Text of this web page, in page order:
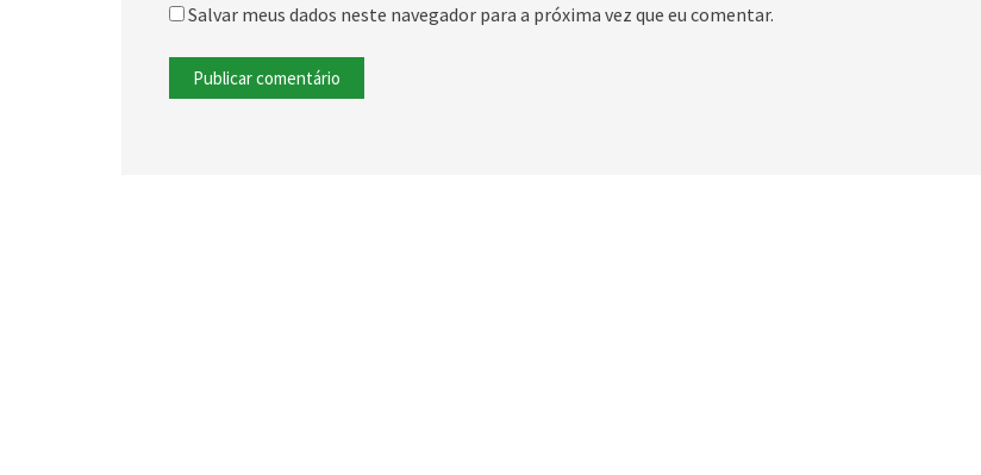
Salvar meus dados neste navegador para a próxima vez que eu comentar.